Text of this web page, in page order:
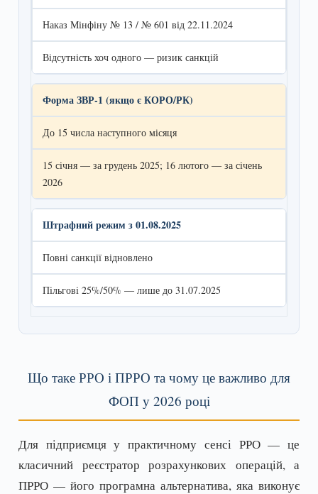
Наказ Мінфіну № 13 / № 601 від 22.11.2024
Відсутність хоч одного — ризик санкцій
Форма ЗВР-1 (якщо є КОРО/РК)
До 15 числа наступного місяця
15 січня — за грудень 2025; 16 лютого — за січень
2026
Штрафний режим з 01.08.2025
Повні санкції відновлено
Пільгові 25%/50% — лише до 31.07.2025
Що таке РРО і ПРРО та чому це важливо для
ФОП у 2026 році
Для підприємця у практичному сенсі РРО — це
класичний реєстратор розрахункових операцій, а
ПРРО — його програмна альтернатива, яка виконує